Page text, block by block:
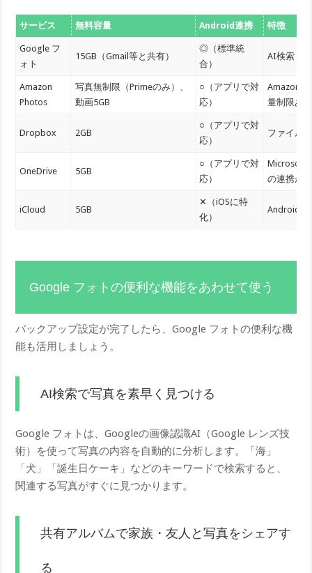
サービス 無料容量 Android連携 特徴
Google フ
ォト
15GB（Gmail等と共有）
◎（標準統
合）
AI検索・
Amazon
Photos
写真無制限（Primeのみ）、
動画5GB
○（アプリで対
応）
Amazon
量制限あ
Dropbox 2GB
○（アプリで対
応）
ファイル
OneDrive 5GB
○（アプリで対
応）
Microsoft
の連携が
iCloud 5GB
✕（iOSに特
化）
Androidか
Google フォトの便利な機能をあわせて使う
バックアップ設定が完了したら、Google フォトの便利な機
能も活用しましょう。
AI検索で写真を素早く見つける
Google フォトは、Googleの画像認識AI（Google レンズ技
術）を使って写真の内容を自動的に分析します。「海」
「犬」「誕生日ケーキ」などのキーワードで検索すると、
関連する写真がすぐに見つかります。
共有アルバムで家族・友人と写真をシェアす
る